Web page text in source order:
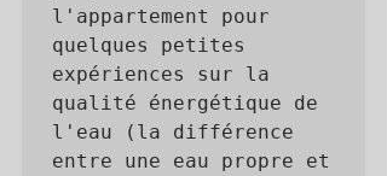
l'appartement pour
quelques petites
expériences sur la
qualité énergétique de
l'eau (la différence
entre une eau propre et